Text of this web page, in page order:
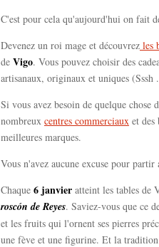
C'est pour cela qu'aujourd'hui on fait
Devenez un roi mage et découvrez les
de Vigo. Vous pouvez choisir des
artisanaux, originaux et uniques (Sssh
Si vous avez besoin de quelque chose
nombreux centres commerciaux et des
meilleures marques.
Vous n'avez aucune excuse pour partir
Chaque 6 janvier atteint les tables de
roscón de Reyes. Saviez-vous que ce
et les fruits qui l'ornent ses pierres
une fève et une figurine. Et la